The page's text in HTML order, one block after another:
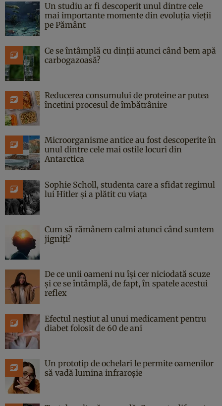
Un studiu ar fi descoperit unul dintre cele
mai importante momente din evoluția vieții
pe Pământ
Ce se întâmplă cu dinții atunci când bem apă
carbogazoasă?
Reducerea consumului de proteine ar putea
încetini procesul de îmbătrânire
Microorganisme antice au fost descoperite în
unul dintre cele mai ostile locuri din
Antarctica
Sophie Scholl, studenta care a sfidat regimul
lui Hitler și a plătit cu viața
Cum să rămânem calmi atunci când suntem
jigniți?
De ce unii oameni nu își cer niciodată scuze
și ce se întâmplă, de fapt, în spatele acestui
reflex
Efectul neștiut al unui medicament pentru
diabet folosit de 60 de ani
Un prototip de ochelari le permite oamenilor
să vadă lumina infraroșie